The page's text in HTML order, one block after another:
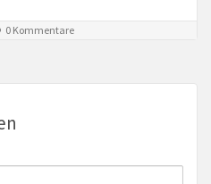
0 Kommentare